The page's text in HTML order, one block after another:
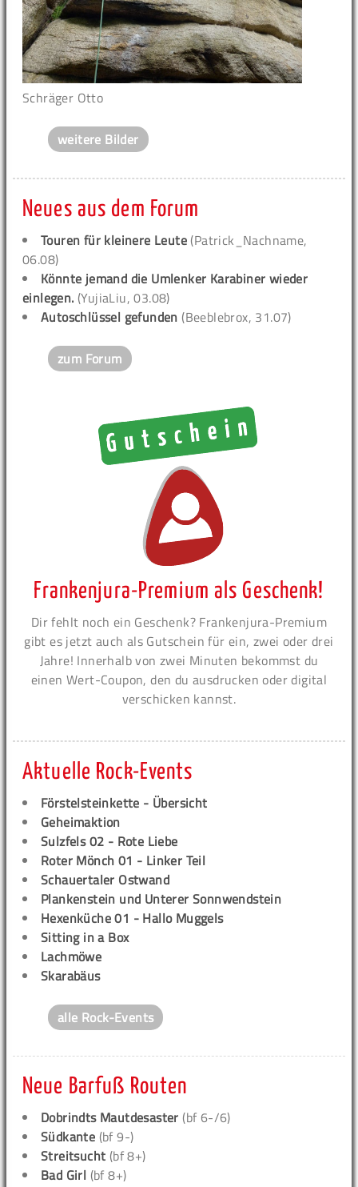
Schräger Otto
weitere Bilder
Neues aus dem Forum
Touren für kleinere Leute (Patrick_Nachname,
06.08)
Könnte jemand die Umlenker Karabiner wieder
einlegen. (YujiaLiu, 03.08)
Autoschlüssel gefunden (Beeblebrox, 31.07)
zum Forum
Frankenjura-Premium als Geschenk!
Dir fehlt noch ein Geschenk? Frankenjura-Premium
gibt es jetzt auch als Gutschein für ein, zwei oder drei
Jahre! Innerhalb von zwei Minuten bekommst du
einen Wert-Coupon, den du ausdrucken oder digital
verschicken kannst.
Aktuelle Rock-Events
Förstelsteinkette - Übersicht
Geheimaktion
Sulzfels 02 - Rote Liebe
Roter Mönch 01 - Linker Teil
Schauertaler Ostwand
Plankenstein und Unterer Sonnwendstein
Hexenküche 01 - Hallo Muggels
Sitting in a Box
Lachmöwe
Skarabäus
alle Rock-Events
Neue Barfuß Routen
Dobrindts Mautdesaster (bf 6-/6)
Südkante (bf 9-)
Streitsucht (bf 8+)
Bad Girl (bf 8+)